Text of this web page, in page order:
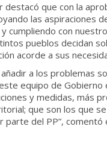
destacó que con la
las aspiraciones
cumpliendo con
pueblos decidan
acorde a sus
a los problemas
equipo de Gobierno
y medidas, más
que son los que
parte del PP”, comentó